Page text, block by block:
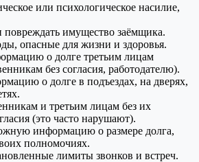
или психологическое насилие,
повреждать имущество заёмщика.
опасные для жизни и здоровья.
о долге третьим лицам
без согласия, работодателю).
о долге в подъездах, на дверях,
и третьим лицам без их
(это часто нарушают).
информацию о размере долга,
полномочиях.
лимиты звонков и встреч.